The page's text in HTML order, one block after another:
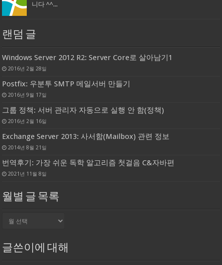
니다 ^^...
랜덤 글
Windows Server 2012 R2: Server Core로 살아남기1
2016년 2월 28일
Postfix: 우분투 SMTP 메일서버 만들기
2016년 9월 17일
그룹 정책: 서버 관리자 자동으로 실행 안 함(정책)
2016년 2월 16일
Exchange Server 2013: 사서함(Mailbox) 관련 정보
2014년 8월 21일
번역후기: 가장 쉬운 독학 알고리즘 첫걸음 C&자바편
2021년 11월 8일
월별 글 목록
목
록
글쓴이에 대해